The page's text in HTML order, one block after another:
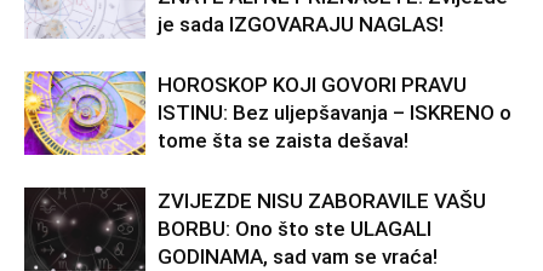
je sada IZGOVARAJU NAGLAS!
HOROSKOP KOJI GOVORI PRAVU
ISTINU: Bez uljepšavanja – ISKRENO o
tome šta se zaista dešava!
ZVIJEZDE NISU ZABORAVILE VAŠU
BORBU: Ono što ste ULAGALI
GODINAMA, sad vam se vraća!